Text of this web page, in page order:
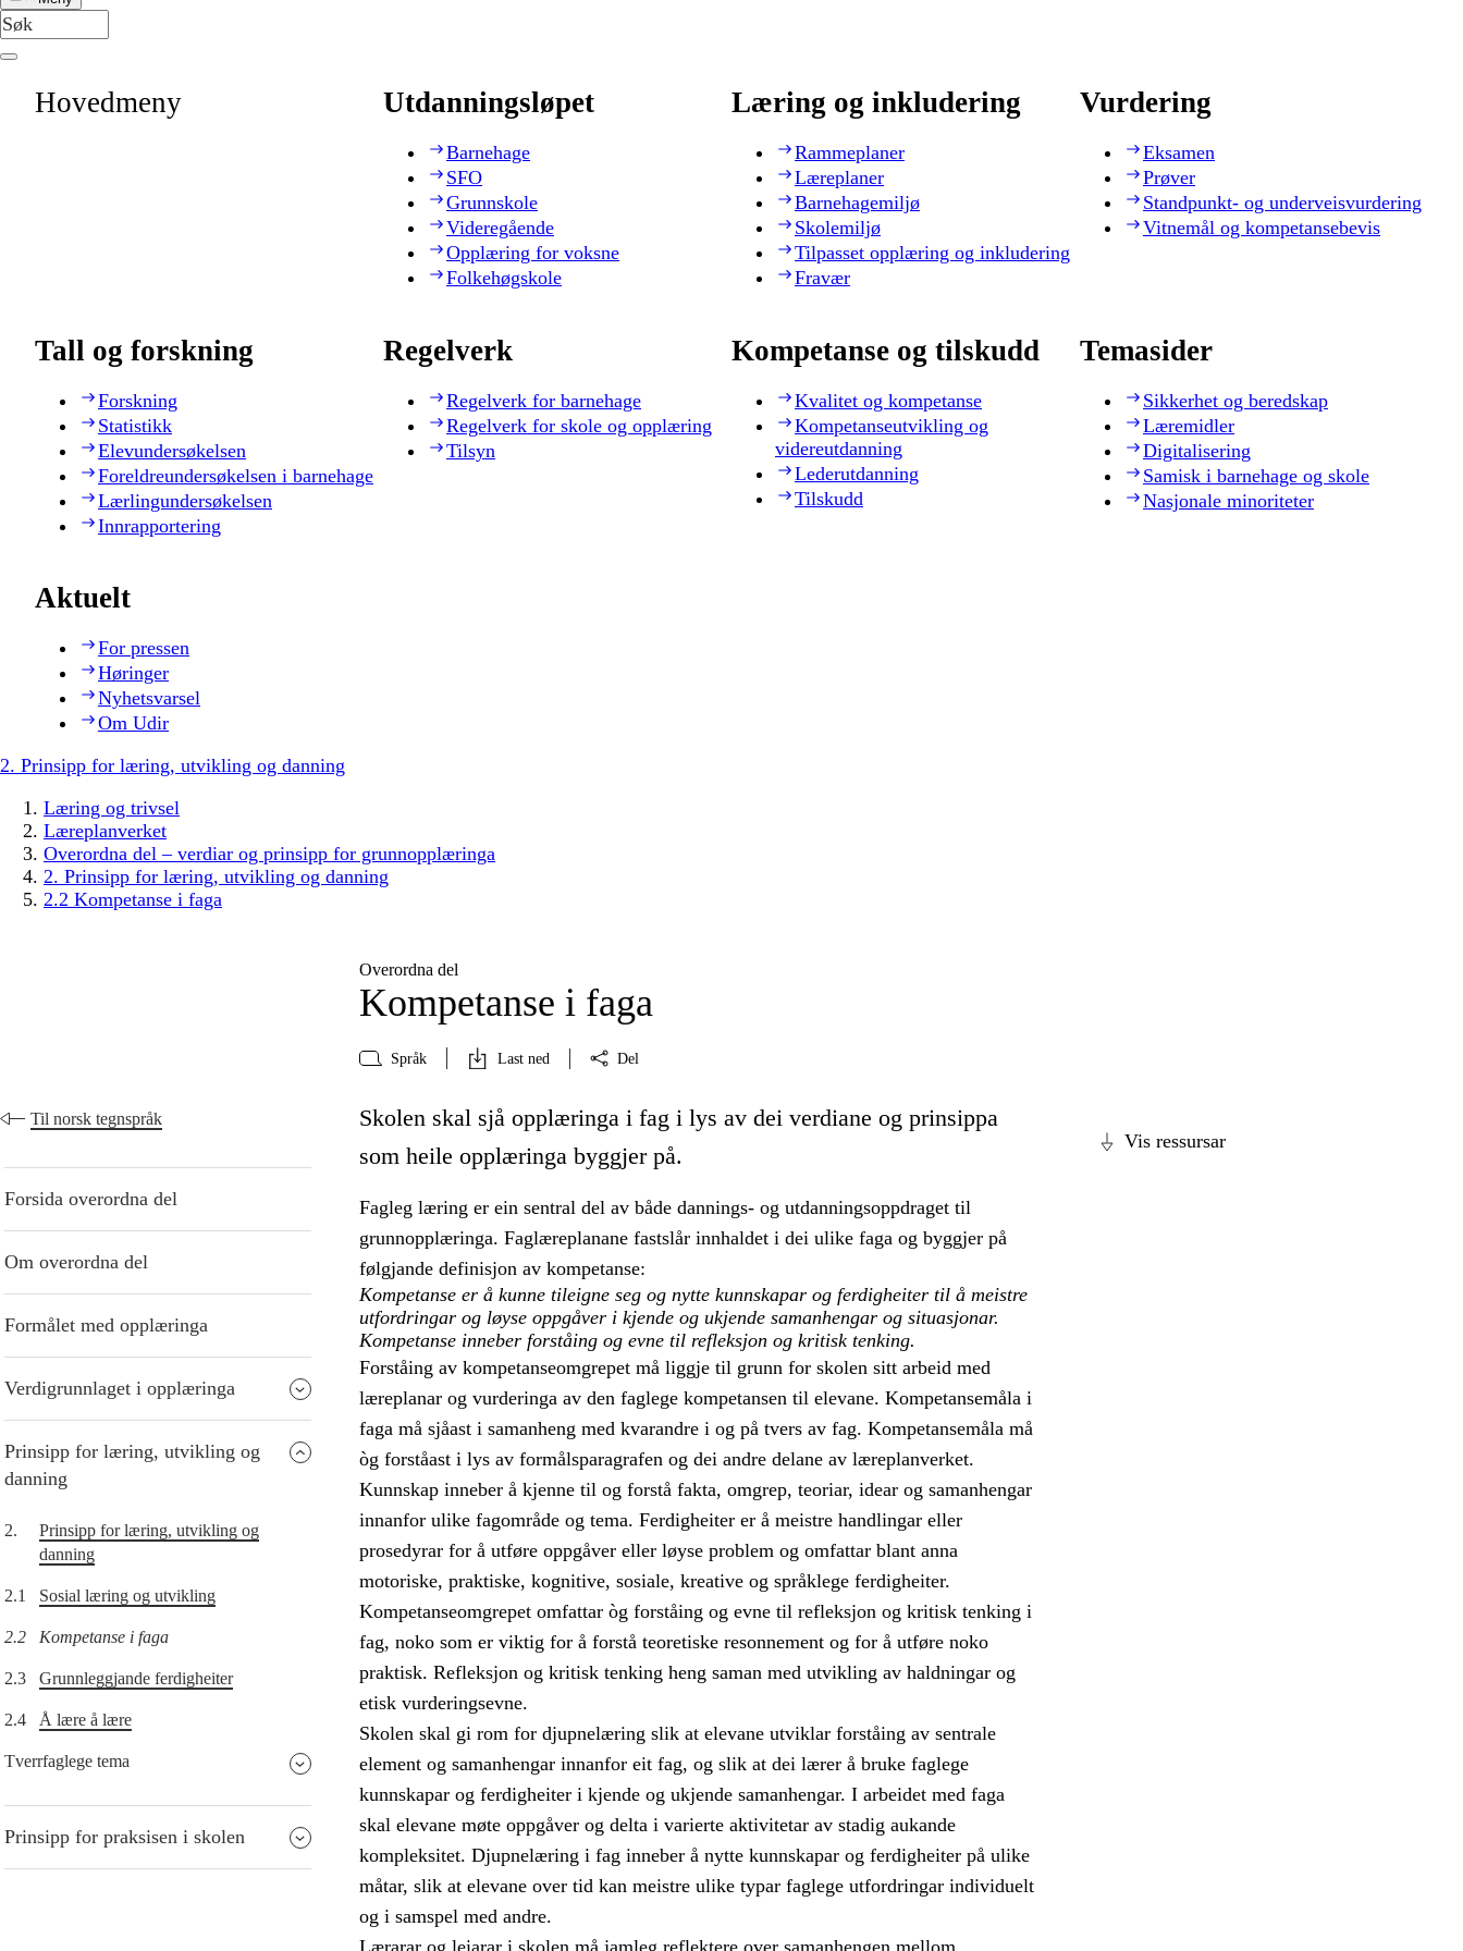
Hovedmeny Utdanningsløpet
Barnehage
SFO
Grunnskole
Videregående
Opplæring for voksne
Folkehøgskole
Læring og inkludering
Rammeplaner
Læreplaner
Barnehagemiljø
Skolemiljø
Tilpasset opplæring og inkludering
Fravær
Vurdering
Eksamen
Prøver
Standpunkt- og underveisvurdering
Vitnemål og kompetansebevis
Tall og forskning
Forskning
Statistikk
Elevundersøkelsen
Foreldreundersøkelsen i barnehage
Lærlingundersøkelsen
Innrapportering
Regelverk
Regelverk for barnehage
Regelverk for skole og opplæring
Tilsyn
Kompetanse og tilskudd
Kvalitet og kompetanse
Kompetanseutvikling og
videreutdanning
Lederutdanning
Tilskudd
Temasider
Sikkerhet og beredskap
Læremidler
Digitalisering
Samisk i barnehage og skole
Nasjonale minoriteter
Aktuelt
For pressen
Høringer
Nyhetsvarsel
Om Udir
2. Prinsipp for læring, utvikling og danning
Læring og trivsel
Læreplanverket
Overordna del – verdiar og prinsipp for grunnopplæringa
2. Prinsipp for læring, utvikling og danning
2.2 Kompetanse i faga
Overordna del
Kompetanse i faga
Språk Last ned Del
Til norsk tegnspråk
Forsida overordna del
Om overordna del
Formålet med opplæringa
Verdigrunnlaget i opplæringa
Prinsipp for læring, utvikling og
danning
2.
Prinsipp for læring, utvikling og
danning
2.1 Sosial læring og utvikling
2.2 Kompetanse i faga
2.3 Grunnleggjande ferdigheiter
2.4 Å lære å lære
Tverrfaglege tema
Prinsipp for praksisen i skolen
Vis ressursar
Skolen skal sjå opplæringa i fag i lys av dei verdiane og prinsippa
som heile opplæringa byggjer på.
Fagleg læring er ein sentral del av både dannings- og utdanningsoppdraget til
grunnopplæringa. Faglæreplanane fastslår innhaldet i dei ulike faga og byggjer på
følgjande definisjon av kompetanse:
Kompetanse er å kunne tileigne seg og nytte kunnskapar og ferdigheiter til å meistre
utfordringar og løyse oppgåver i kjende og ukjende samanhengar og situasjonar.
Kompetanse inneber forståing og evne til refleksjon og kritisk tenking.
Forståing av kompetanseomgrepet må liggje til grunn for skolen sitt arbeid med
læreplanar og vurderinga av den faglege kompetansen til elevane. Kompetansemåla i
faga må sjåast i samanheng med kvarandre i og på tvers av fag. Kompetansemåla må
òg forståast i lys av formålsparagrafen og dei andre delane av læreplanverket.
Kunnskap inneber å kjenne til og forstå fakta, omgrep, teoriar, idear og samanhengar
innanfor ulike fagområde og tema. Ferdigheiter er å meistre handlingar eller
prosedyrar for å utføre oppgåver eller løyse problem og omfattar blant anna
motoriske, praktiske, kognitive, sosiale, kreative og språklege ferdigheiter.
Kompetanseomgrepet omfattar òg forståing og evne til refleksjon og kritisk tenking i
fag, noko som er viktig for å forstå teoretiske resonnement og for å utføre noko
praktisk. Refleksjon og kritisk tenking heng saman med utvikling av haldningar og
etisk vurderingsevne.
Skolen skal gi rom for djupnelæring slik at elevane utviklar forståing av sentrale
element og samanhengar innanfor eit fag, og slik at dei lærer å bruke faglege
kunnskapar og ferdigheiter i kjende og ukjende samanhengar. I arbeidet med faga
skal elevane møte oppgåver og delta i varierte aktivitetar av stadig aukande
kompleksitet. Djupnelæring i fag inneber å nytte kunnskapar og ferdigheiter på ulike
måtar, slik at elevane over tid kan meistre ulike typar faglege utfordringar individuelt
og i samspel med andre.